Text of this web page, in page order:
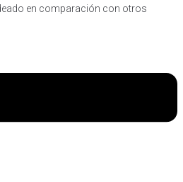
en comparación con otros